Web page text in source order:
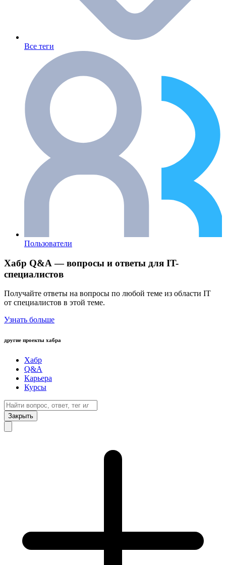
Все теги
Пользователи
Хабр Q&A — вопросы и ответы для IT-
специалистов
Получайте ответы на вопросы по любой теме из области IT
от специалистов в этой теме.
Узнать больше
другие проекты хабра
Хабр
Q&A
Карьера
Курсы
Закрыть